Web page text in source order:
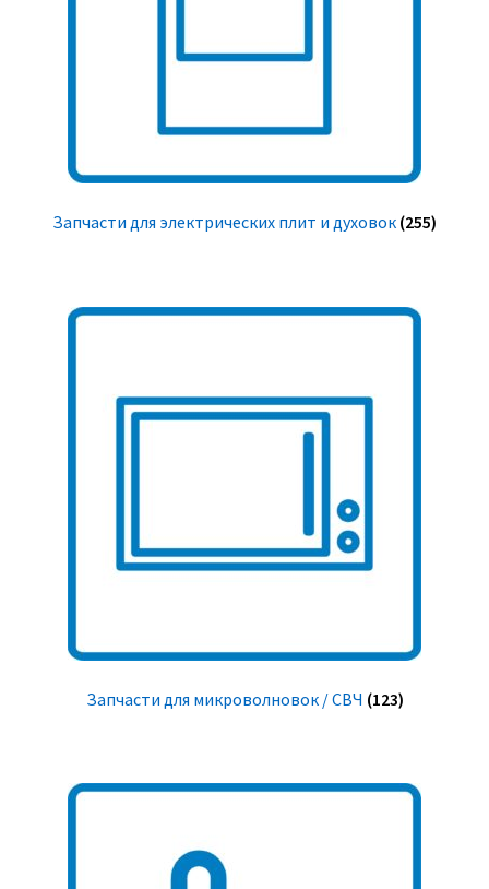
Запчасти для электрических плит и духовок (255)
Запчасти для микроволновок / СВЧ (123)